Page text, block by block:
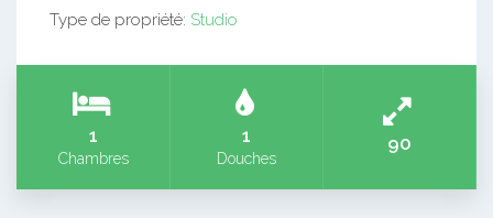
Type de propriété: Studio
1
Chambres
1
Douches
90